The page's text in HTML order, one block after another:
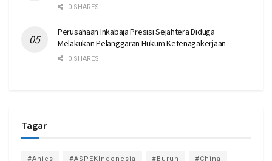
0 SHARES
Perusahaan Inkabaja Presisi Sejahtera Diduga
Melakukan Pelanggaran Hukum Ketenagakerjaan
0 SHARES
Tagar
#Anies #ASPEKIndonesia #Buruh #China